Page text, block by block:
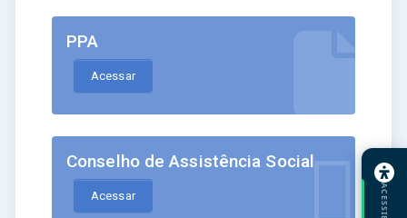
PPA
Acessar
Conselho de Assistência Social
Acessar